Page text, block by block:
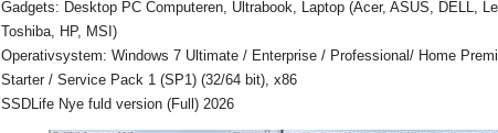
Gadgets: Desktop PC Computeren, Ultrabook, Laptop (Acer, ASUS, DELL,
Toshiba, HP, MSI)
Operativsystem: Windows 7 Ultimate / Enterprise / Professional/ Home
Starter / Service Pack 1 (SP1) (32/64 bit), x86
SSDLife Nye fuld version (Full) 2026